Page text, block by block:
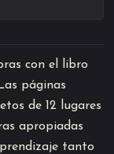
con el libro
páginas
de 12 lugares
apropiadas
tanto